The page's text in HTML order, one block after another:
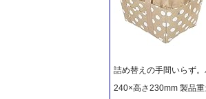
詰め替えの手間いらず
240×高さ230mm 製品